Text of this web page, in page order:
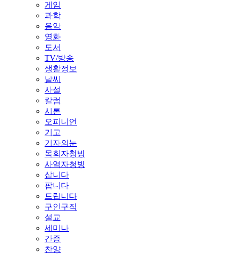
게임
과학
음악
영화
도서
TV/방송
생활정보
날씨
사설
칼럼
시론
오피니언
기고
기자의눈
목회자청빙
사역자청빙
삽니다
팝니다
드립니다
구인구직
설교
세미나
간증
찬양